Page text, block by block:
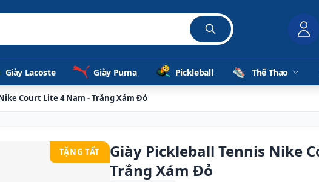
Giày Lacoste Giày Puma Pickleball Thể Thao
Court Lite 4 Nam - Trắng Xám Đỏ
TẶNG TẤT
Giày Pickleball Tennis Nike
Trắng Xám Đỏ